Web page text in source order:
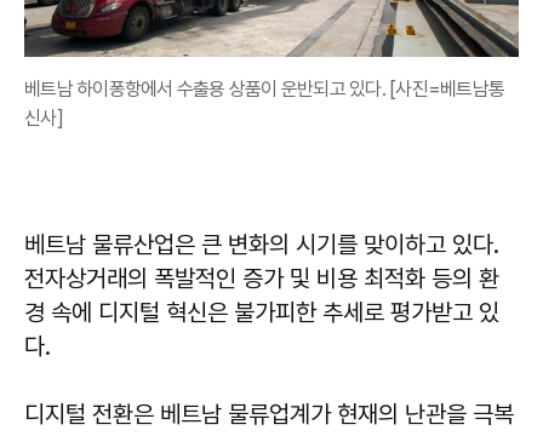
베트남 하이퐁항에서 수출용 상품이 운반되고 있다. [사진=베트남통
신사]
베트남 물류산업은 큰 변화의 시기를 맞이하고 있다.
전자상거래의 폭발적인 증가 및 비용 최적화 등의 환
경 속에 디지털 혁신은 불가피한 추세로 평가받고 있
다.
디지털 전환은 베트남 물류업계가 현재의 난관을 극복